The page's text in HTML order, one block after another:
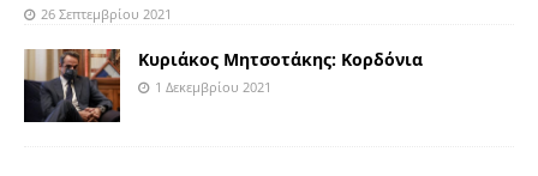
26 Σεπτεμβρίου 2021
Κυριάκος Μητσοτάκης: Κορδόνια
1 Δεκεμβρίου 2021